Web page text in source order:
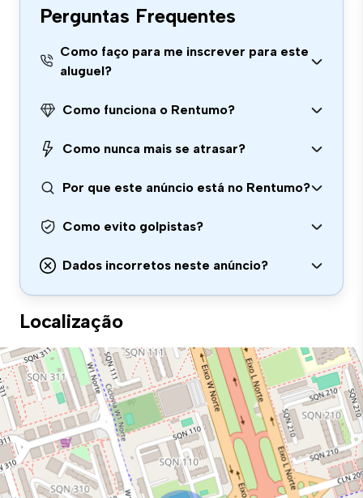
Perguntas Frequentes
Como faço para me inscrever para este
aluguel?
Como funciona o Rentumo?
Como nunca mais se atrasar?
Por que este anúncio está no Rentumo?
Como evito golpistas?
Dados incorretos neste anúncio?
Localização